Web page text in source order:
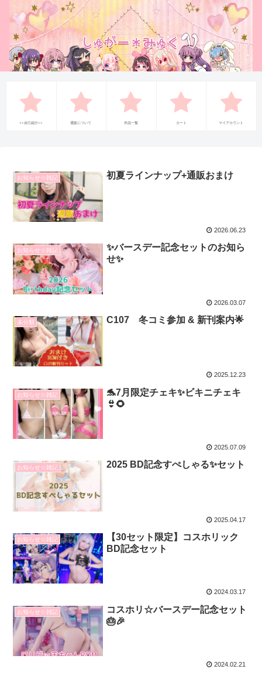
++自己紹介++ 通販について 作品一覧 カート マイアカウント
お知らせ☆雑記 初夏ラインナップ+通販おまけ
2026.06.23
お知らせ☆雑記
✨️バースデー記念セットのお知ら
せ✨️
2026.03.07
未分類 C107 冬コミ参加 & 新刊案内🌟
2025.12.23
お知らせ☆雑記
🐬7月限定チェキ✨ビキニチェキ
👙🌻
2025.07.09
お知らせ☆雑記 2025 BD記念すぺしゃる✨セット
2025.04.17
お知らせ☆雑記
【30セット限定】コスホリック
BD記念セット
2024.03.17
お知らせ☆雑記
コスホリ☆バースデー記念セット
🎂🎉
2024.02.21